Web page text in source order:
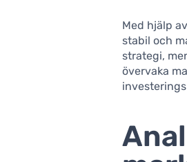
Med hjälp
stabil och
strategi,
övervaka